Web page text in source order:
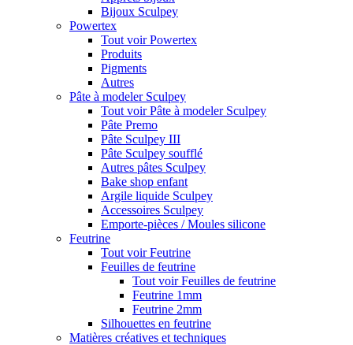
Bijoux Sculpey
Powertex
Tout voir Powertex
Produits
Pigments
Autres
Pâte à modeler Sculpey
Tout voir Pâte à modeler Sculpey
Pâte Premo
Pâte Sculpey III
Pâte Sculpey soufflé
Autres pâtes Sculpey
Bake shop enfant
Argile liquide Sculpey
Accessoires Sculpey
Emporte-pièces / Moules silicone
Feutrine
Tout voir Feutrine
Feuilles de feutrine
Tout voir Feuilles de feutrine
Feutrine 1mm
Feutrine 2mm
Silhouettes en feutrine
Matières créatives et techniques